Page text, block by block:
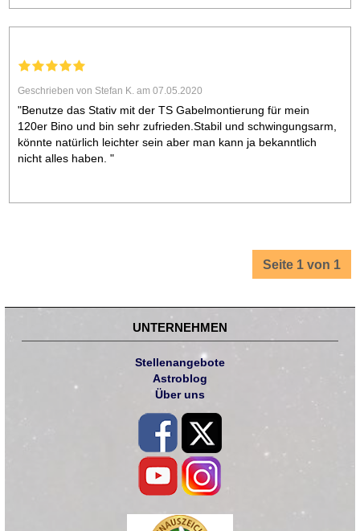
Geschrieben von Stefan K. am 07.05.2020
"Benutze das Stativ mit der TS Gabelmontierung für mein
120er Bino und bin sehr zufrieden.Stabil und schwingungsarm,
könnte natürlich leichter sein aber man kann ja bekanntlich
nicht alles haben. "
Seite 1 von 1
UNTERNEHMEN
Stellenangebote
Astroblog
Über uns